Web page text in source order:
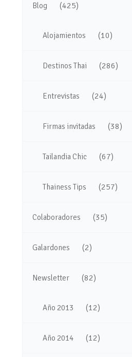
Blog (425)
Alojamientos (10)
Destinos Thai (286)
Entrevistas (24)
Firmas invitadas (38)
Tailandia Chic (67)
Thainess Tips (257)
Colaboradores (35)
Galardones (2)
Newsletter (82)
Año 2013 (12)
Año 2014 (12)